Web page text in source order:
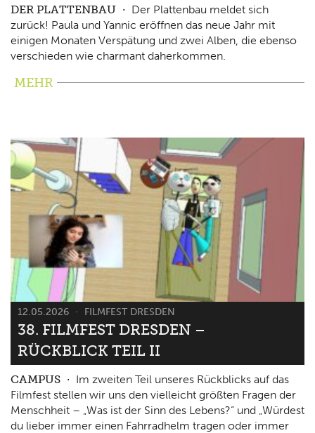
DER PLATTENBAU
Der Plattenbau meldet sich
zurück! Paula und Yannic eröffnen das neue Jahr mit
einigen Monaten Verspätung und zwei Alben, die ebenso
verschieden wie charmant daherkommen.
MEHR
12.05.2026 FILMFEST DRESDEN
38. FILMFEST DRESDEN –
RÜCKBLICK TEIL II
CAMPUS
Im zweiten Teil unseres Rückblicks auf das
Filmfest stellen wir uns den vielleicht größten Fragen der
Menschheit – „Was ist der Sinn des Lebens?“ und „Würdest
du lieber immer einen Fahrradhelm tragen oder immer